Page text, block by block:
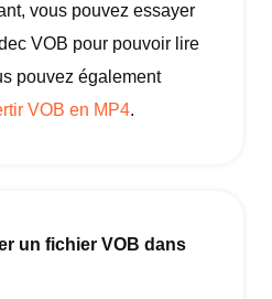
vous pouvez essayer
VOB pour pouvoir lire
pouvez également
VOB en MP4.
un fichier VOB dans